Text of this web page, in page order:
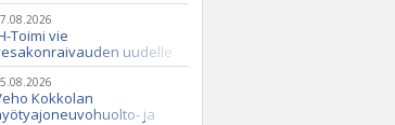
Toimi vie
uudelle
Casen ja Seppi-
avulla
Kokkolan
ja